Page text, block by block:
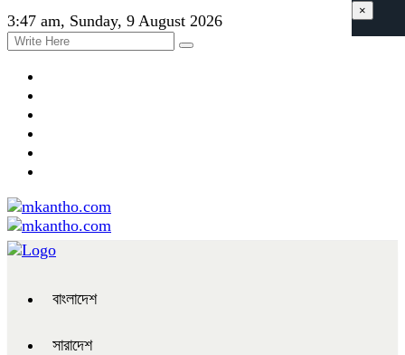
3:47 am, Sunday, 9 August 2026
বাংলাদেশ
সারাদেশ
×